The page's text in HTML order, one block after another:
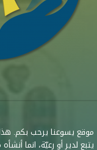
موقع يسوعنا يرحب بكم.
يتبع لدير أو رعيّة، انما